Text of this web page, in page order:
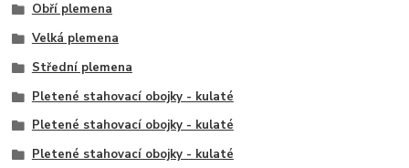
Obří plemena
Velká plemena
Střední plemena
Pletené stahovací obojky - kulaté
Pletené stahovací obojky - kulaté
Pletené stahovací obojky - kulaté